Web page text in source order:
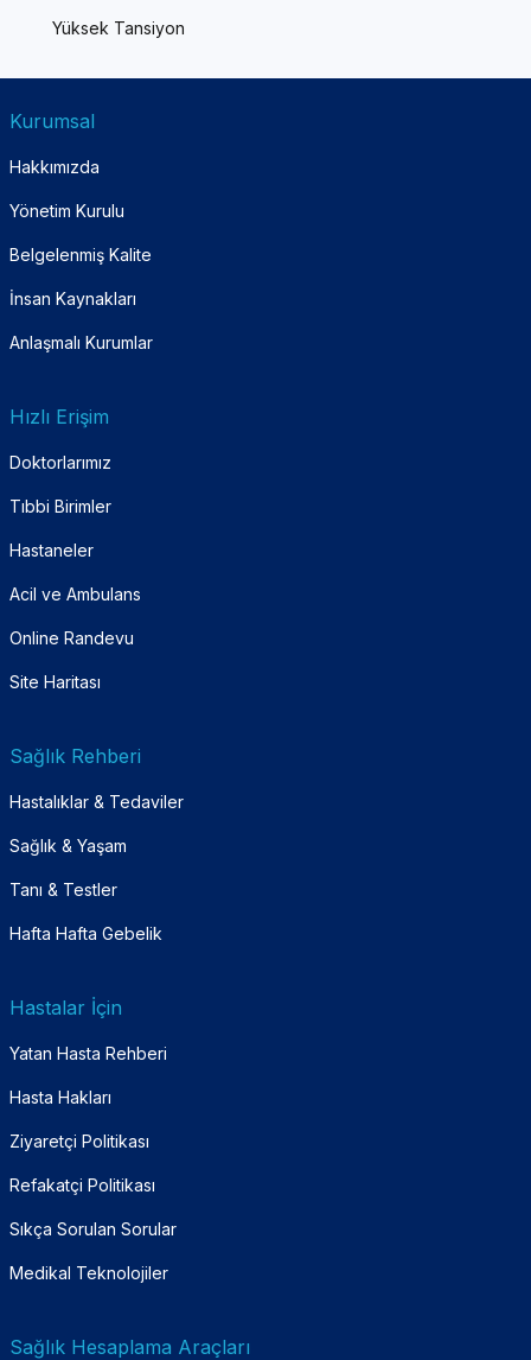
Yüksek Tansiyon
Kurumsal
Hakkımızda
Yönetim Kurulu
Belgelenmiş Kalite
İnsan Kaynakları
Anlaşmalı Kurumlar
Hızlı Erişim
Doktorlarımız
Tıbbi Birimler
Hastaneler
Acil ve Ambulans
Online Randevu
Site Haritası
Sağlık Rehberi
Hastalıklar & Tedaviler
Sağlık & Yaşam
Tanı & Testler
Hafta Hafta Gebelik
Hastalar İçin
Yatan Hasta Rehberi
Hasta Hakları
Ziyaretçi Politikası
Refakatçi Politikası
Sıkça Sorulan Sorular
Medikal Teknolojiler
Sağlık Hesaplama Araçları